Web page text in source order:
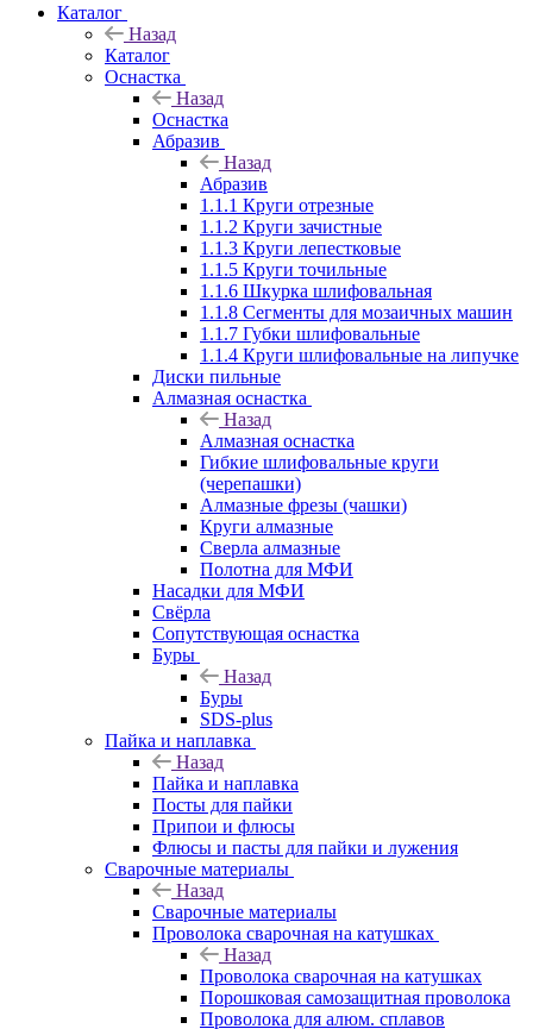
Каталог
Назад
Каталог
Оснастка
Назад
Оснастка
Абразив
Назад
Абразив
1.1.1 Круги отрезные
1.1.2 Круги зачистные
1.1.3 Круги лепестковые
1.1.5 Круги точильные
1.1.6 Шкурка шлифовальная
1.1.8 Сегменты для мозаичных машин
1.1.7 Губки шлифовальные
1.1.4 Круги шлифовальные на липучке
Диски пильные
Алмазная оснастка
Назад
Алмазная оснастка
Гибкие шлифовальные круги
(черепашки)
Алмазные фрезы (чашки)
Круги алмазные
Сверла алмазные
Полотна для МФИ
Насадки для МФИ
Свёрла
Сопутствующая оснастка
Буры
Назад
Буры
SDS-plus
Пайка и наплавка
Назад
Пайка и наплавка
Посты для пайки
Припои и флюсы
Флюсы и пасты для пайки и лужения
Сварочные материалы
Назад
Сварочные материалы
Проволока сварочная на катушках
Назад
Проволока сварочная на катушках
Порошковая самозащитная проволока
Проволока для алюм. сплавов